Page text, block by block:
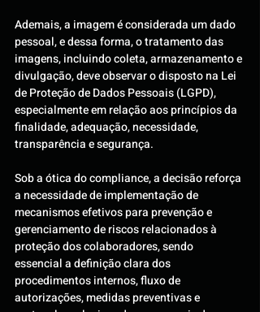
Ademais, a imagem é considerada um dado
pessoal, e dessa forma, o tratamento das
imagens, incluindo coleta, armazenamento e
divulgação, deve observar o disposto na Lei
de Proteção de Dados Pessoais (LGPD),
especialmente em relação aos princípios da
finalidade, adequação, necessidade,
transparência e segurança.
Sob a ótica do compliance, a decisão reforça
a necessidade de implementação de
mecanismos efetivos para prevenção e
gerenciamento de riscos relacionados à
proteção dos colaboradores, sendo
essencial a definição clara dos
procedimentos internos, fluxo de
autorizações, medidas preventivas e